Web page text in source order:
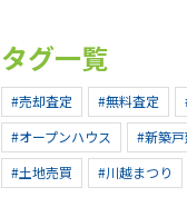
タグ一覧
#売却査定 #無料査定
#オープンハウス
#新築
#土地売買
#川越まつり